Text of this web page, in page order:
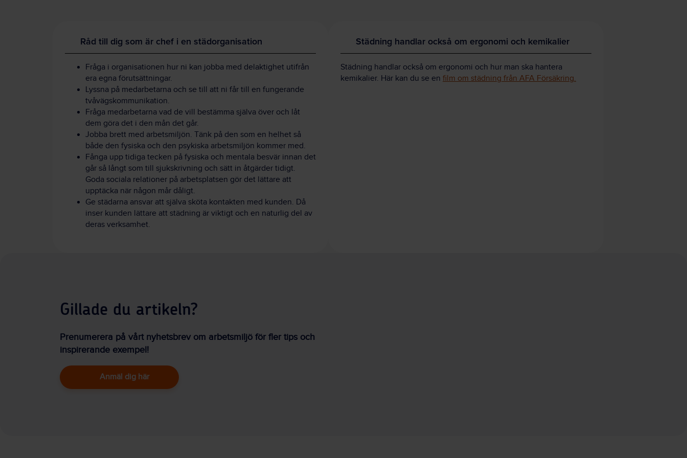
Råd till dig som är chef i en städorganisation
Fråga i organisationen hur ni kan jobba med delaktighet utifrån
era egna förutsättningar.
Lyssna på medarbetarna och se till att ni får till en fungerande
tvåvägskommunikation.
Fråga medarbetarna vad de vill bestämma själva över och låt
dem göra det i den mån det går.
Jobba brett med arbetsmiljön. Tänk på den som en helhet så
både den fysiska och den psykiska arbetsmiljön kommer med.
Fånga upp tidiga tecken på fysiska och mentala besvär innan det
går så långt som till sjukskrivning och sätt in åtgärder tidigt.
Goda sociala relationer på arbetsplatsen gör det lättare att
upptäcka när någon mår dåligt.
Ge städarna ansvar att själva sköta kontakten med kunden. Då
inser kunden lättare att städning är viktigt och en naturlig del av
deras verksamhet.
Städning handlar också om ergonomi och kemikalier
Städning handlar också om ergonomi och hur man ska hantera
kemikalier. Här kan du se enfilm om städning från AFA Försäkring.
Gillade du artikeln?
Prenumerera på vårt nyhetsbrev om arbetsmiljö för fler tips och
inspirerande exempel!
Anmäl dig här